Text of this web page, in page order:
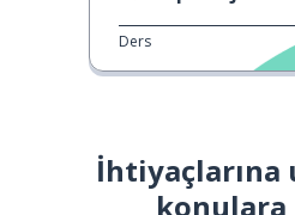
Ders
İhtiyaçlarına
konulara